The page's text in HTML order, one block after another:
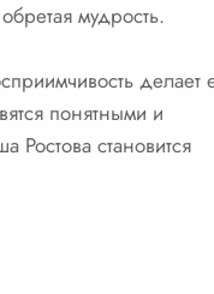
мудрость.
делает
понятными и
Ростова становится